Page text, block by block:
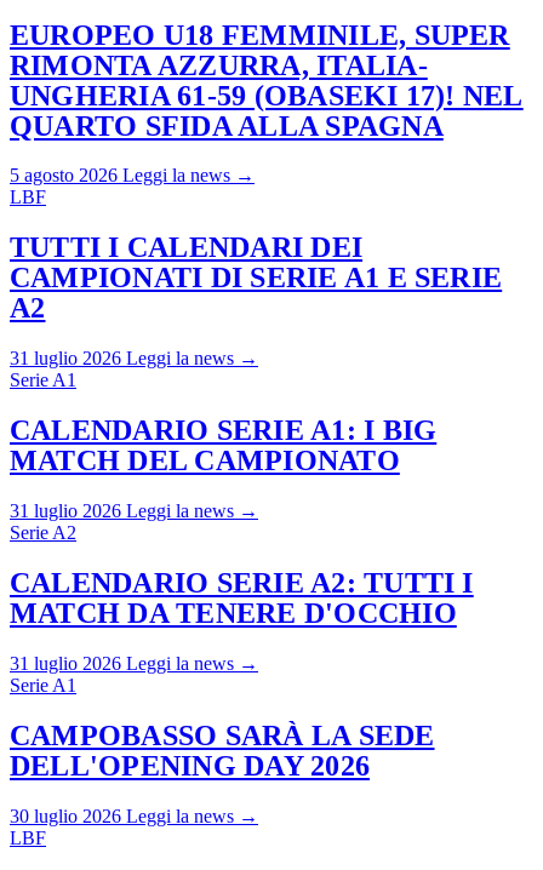
EUROPEO U18 FEMMINILE, SUPER
RIMONTA AZZURRA, ITALIA-
UNGHERIA 61-59 (OBASEKI 17)! NEL
QUARTO SFIDA ALLA SPAGNA
5 agosto 2026 Leggi la news →
LBF
TUTTI I CALENDARI DEI
CAMPIONATI DI SERIE A1 E SERIE
A2
31 luglio 2026 Leggi la news →
Serie A1
CALENDARIO SERIE A1: I BIG
MATCH DEL CAMPIONATO
31 luglio 2026 Leggi la news →
Serie A2
CALENDARIO SERIE A2: TUTTI I
MATCH DA TENERE D'OCCHIO
31 luglio 2026 Leggi la news →
Serie A1
CAMPOBASSO SARÀ LA SEDE
DELL'OPENING DAY 2026
30 luglio 2026 Leggi la news →
LBF